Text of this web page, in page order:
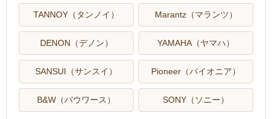
TANNOY（タンノイ） Marantz（マランツ）
DENON（デノン） YAMAHA（ヤマハ）
SANSUI（サンスイ） Pioneer（パイオニア）
B&W（バウワース） SONY（ソニー）